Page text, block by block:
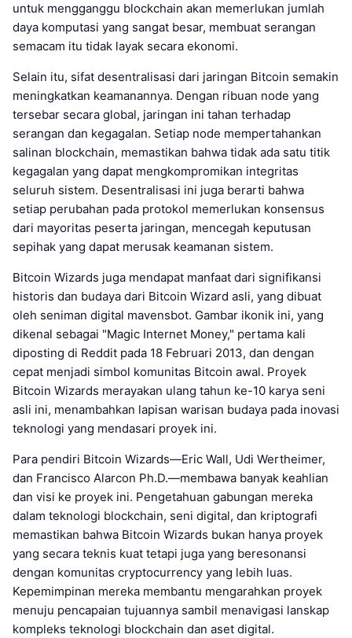
untuk mengganggu blockchain akan memerlukan jumlah
daya komputasi yang sangat besar, membuat serangan
semacam itu tidak layak secara ekonomi.
Selain itu, sifat desentralisasi dari jaringan Bitcoin semakin
meningkatkan keamanannya. Dengan ribuan node yang
tersebar secara global, jaringan ini tahan terhadap
serangan dan kegagalan. Setiap node mempertahankan
salinan blockchain, memastikan bahwa tidak ada satu titik
kegagalan yang dapat mengkompromikan integritas
seluruh sistem. Desentralisasi ini juga berarti bahwa
setiap perubahan pada protokol memerlukan konsensus
dari mayoritas peserta jaringan, mencegah keputusan
sepihak yang dapat merusak keamanan sistem.
Bitcoin Wizards juga mendapat manfaat dari signifikansi
historis dan budaya dari Bitcoin Wizard asli, yang dibuat
oleh seniman digital mavensbot. Gambar ikonik ini, yang
dikenal sebagai "Magic Internet Money," pertama kali
diposting di Reddit pada 18 Februari 2013, dan dengan
cepat menjadi simbol komunitas Bitcoin awal. Proyek
Bitcoin Wizards merayakan ulang tahun ke-10 karya seni
asli ini, menambahkan lapisan warisan budaya pada inovasi
teknologi yang mendasari proyek ini.
Para pendiri Bitcoin Wizards—Eric Wall, Udi Wertheimer,
dan Francisco Alarcon Ph.D.—membawa banyak keahlian
dan visi ke proyek ini. Pengetahuan gabungan mereka
dalam teknologi blockchain, seni digital, dan kriptografi
memastikan bahwa Bitcoin Wizards bukan hanya proyek
yang secara teknis kuat tetapi juga yang beresonansi
dengan komunitas cryptocurrency yang lebih luas.
Kepemimpinan mereka membantu mengarahkan proyek
menuju pencapaian tujuannya sambil menavigasi lanskap
kompleks teknologi blockchain dan aset digital.